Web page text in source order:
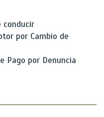
conducir
por Cambio de
Pago por Denuncia